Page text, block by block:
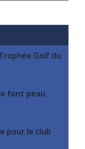
Golf du
font peau
pour le club